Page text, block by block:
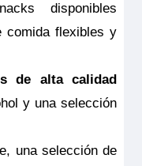
con TV de pantalla
belleza RITUALS®,
ducha y
del viaje. Las
son válidas
contratados
se emitió el
disponibles
comida flexibles y
de alta calidad
y una selección
una selección de